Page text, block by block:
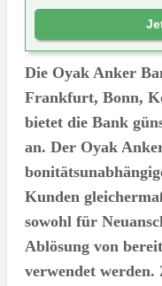
Die Oyak Anker
Frankfurt, Bonn,
bietet die Bank
an. Der Oyak
Kunden
sowohl für
Ablösung von
verwendet